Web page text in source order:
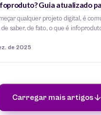
Guia atualizado
qualquer projeto digital, é
de saber, de fato, o que é
de 2025
Carregar mais artigos